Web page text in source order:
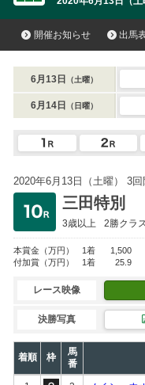
開催お知らせ 出馬
6月13日 （土曜）
6月14日 （日曜）
2020年6月13日（土曜） 3回
三田特別
3歳以上 2勝クラ
本賞金 （万円） 1着 1,500
付加賞 （万円） 1着 25.9
レース映像
決勝写真
着順 枠
馬
番